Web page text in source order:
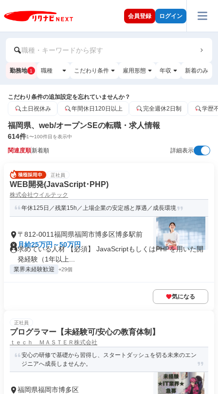
会員登録 ログイン
職種・キーワードから探す
勤務地 1 職種 こだわり条件 雇用形態 年収 新着のみ
こだわり条件の追加設定を忘れていませんか？
土日祝休み
年間休日120日以上 完全週休2日制 学歴
福岡県、web/オープンSEの転職・求人情報
614件1〜100件目を表示中
関連度順新着順 詳細表示
正社員
WEB開発(JavaScript･PHP)
株式会社ウイルテック
年休125日／残業15h／上場企業の安定感と厚遇／成長環境
〒812-0011福岡県福岡市博多区博多駅前
月給25万円～50万円
求めている人材 【必須】 JavaScriptもしくはPHPを用いた開
発経験（1年以上...
業界未経験歓迎 +29個
気になる
正社員
プログラマー【未経験可/安心の教育体制】
ｔｅｃｈ ＭＡＳＴＥＲ株式会社
安心の研修で基礎から習得し、スタートダッシュを切る未来のエン
ジニアへ成長しませんか。
福岡県福岡市博多区